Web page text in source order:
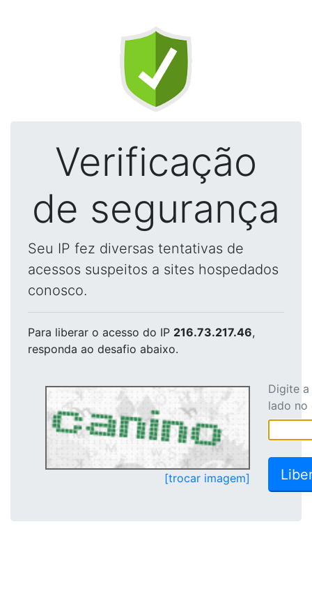
Verificação
de segurança
Seu IP fez diversas tentativas de
acessos suspeitos a sites hospedados
conosco.
Para liberar o acesso do IP 216.73.217.46,
responda ao desafio abaixo.
[trocar imagem]
Digite
lado no